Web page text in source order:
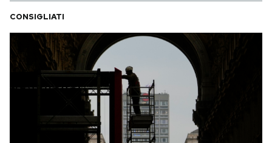
CONSIGLIATI